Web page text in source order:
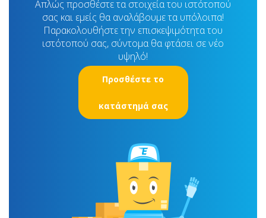
Απλώς προσθέστε τα στοιχεία του ιστότοπού
σας και εμείς θα αναλάβουμε τα υπόλοιπα!
Παρακολουθήστε την επισκεψιμότητα του
ιστότοπού σας, σύντομα θα φτάσει σε νέο
υψηλό!
Προσθέστε το
κατάστημά σας